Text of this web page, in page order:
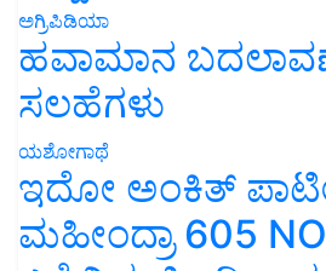
ಅಗ್ರಿಪಿಡಿಯಾ
ಹವಾಮಾನ
ಸಲಹೆಗಳು
ಯಶೋಗಾಥೆ
ಇದೋ ಅಂಕಿತ್
ಮಹೀಂದ್ರಾ 605